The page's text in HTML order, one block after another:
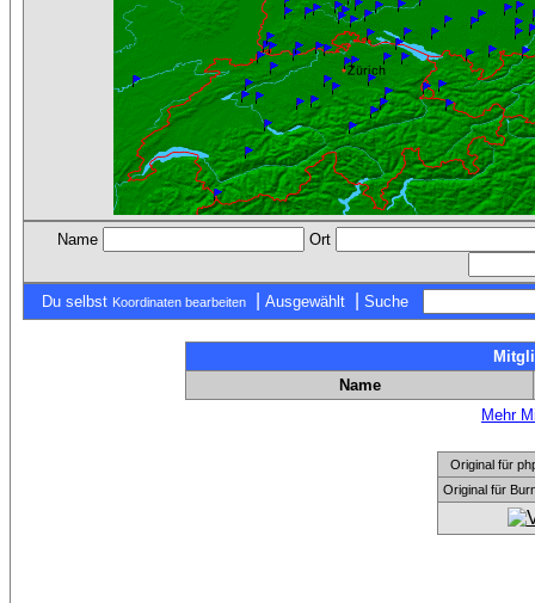
Name Ort
Du selbst Koordinaten bearbeiten Ausgewählt Suche
Name
Mehr
Original für
Original für